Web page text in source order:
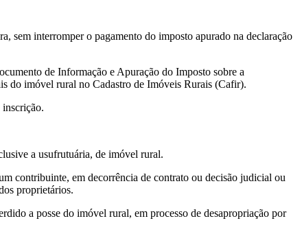
sem interromper o pagamento do imposto apurado na declaração
de Informação e Apuração do Imposto sobre a
do imóvel rural no Cadastro de Imóveis Rurais (Cafir).
a usufrutuária, de imóvel rural.
contribuinte, em decorrência de contrato ou decisão judicial ou
proprietários.
a posse do imóvel rural, em processo de desapropriação por